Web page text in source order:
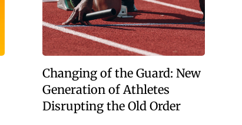
Changing of the Guard: New
Generation of Athletes
Disrupting the Old Order